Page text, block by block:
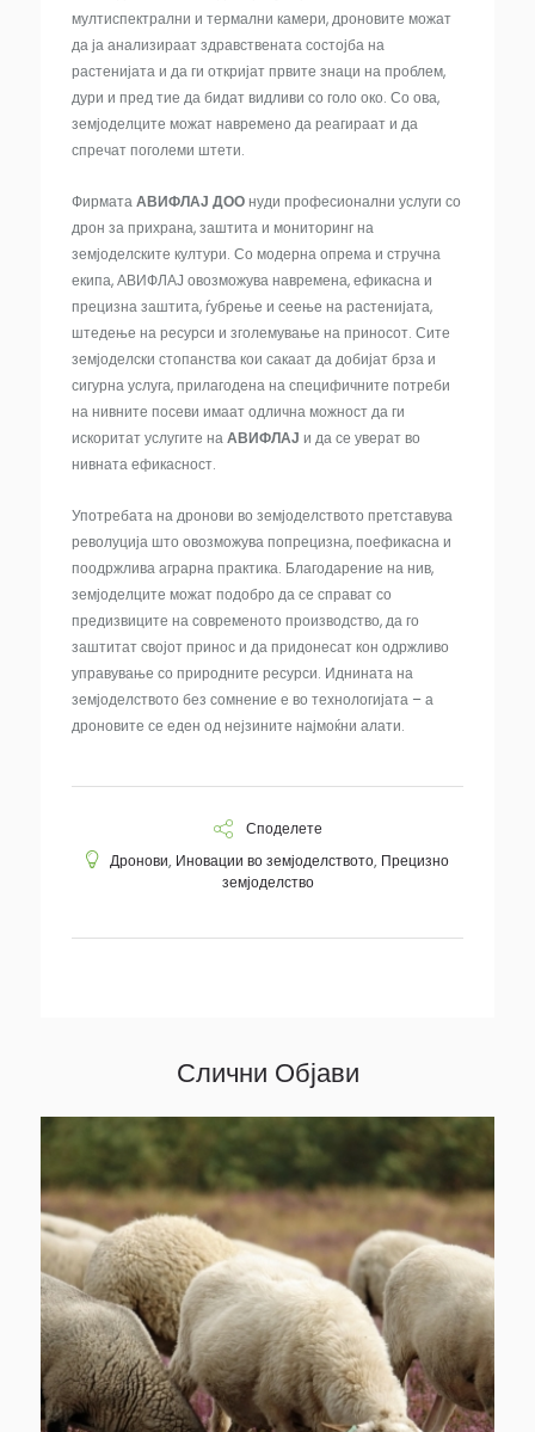
мултиспектрални и термални камери, дроновите можат
да ја анализираат здравствената состојба на
растенијата и да ги откријат првите знаци на проблем,
дури и пред тие да бидат видливи со голо око. Со ова,
земјоделците можат навремено да реагираат и да
спречат поголеми штети.
ФирматаАВИФЛАЈ ДООнуди професионални услуги со
дрон за прихрана, заштита и мониторинг на
земјоделските култури. Со модерна опрема и стручна
екипа, АВИФЛАЈ овозможува навремена, ефикасна и
прецизна заштита, ѓубрење и сеење на растенијата,
штедење на ресурси и зголемување на приносот. Сите
земјоделски стопанства кои сакаат да добијат брза и
сигурна услуга, прилагодена на специфичните потреби
на нивните посеви имаат одлична можност да ги
искоритат услугите наАВИФЛАЈ и да се уверат во
нивната ефикасност.
Употребата на дронови во земјоделството претставува
револуција што овозможува попрецизна, поефикасна и
поодржлива аграрна практика. Благодарение на нив,
земјоделците можат подобро да се справат со
предизвиците на современото производство, да го
заштитат својот принос и да придонесат кон одржливо
управување со природните ресурси. Иднината на
земјоделството без сомнение е во технологијата – а
дроновите се еден од нејзините најмоќни алати.
Споделете
Дронови, Иновации во земјоделството, Прецизно
земјоделство
Слични Објави